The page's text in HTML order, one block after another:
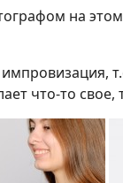
на
что-то